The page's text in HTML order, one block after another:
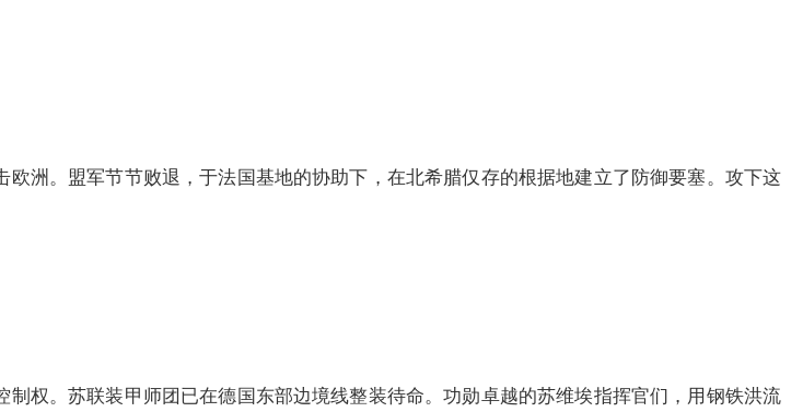
。盟军节节败退，于法国基地的协助下，在北希腊仅存的根据地建立了防御要塞。攻下这
。苏联装甲师团已在德国东部边境线整装待命。功勋卓越的苏维埃指挥官们，用钢铁洪流